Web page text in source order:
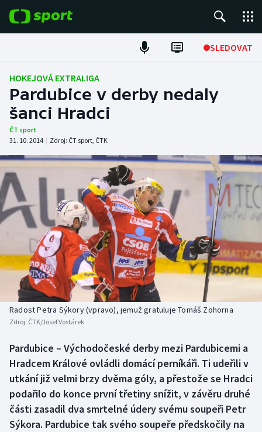
SLEDOVAT
Fotbal
Hokej
Tenis
Atletika
Cyklistika
DALŠÍ SPORTY
Americký fotbal
Baseball a softbal
Basketbal
Biatlon
Boby a skeleton
Box
Curling
NEPŘEHLÉDNĚTE
Soutěže
Historické návraty
Aplikace ČT sport
AZ kvíz
HOKEJOVÁ EXTRALIGA
Pardubice v derby nedaly
šanci Hradci
ČT sport
31. 10. 2014 | Zdroj: ČT sport, ČTK
Radost Petra Sýkory (vpravo), jemuž gratuluje Tomáš Zohorna
Zdroj: ČTK/Josef Vostárek
Pardubice – Východočeské derby mezi Pardubicemi a
Hradcem Králové ovládli domácí perníkáři. Ti udeřili v
utkání již velmi brzy dvěma góly, a přestože se Hradci
podařilo do konce první třetiny snížit, v závěru druhé
části zasadil dva smrtelné údery svému soupeři Petr
Sýkora. Pardubice tak svého soupeře předskočily na